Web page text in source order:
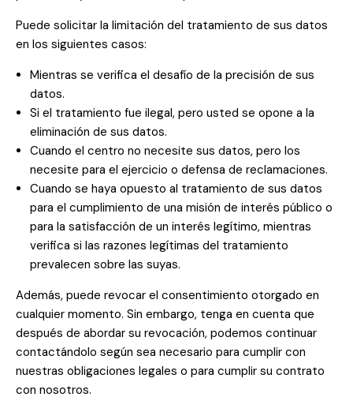
Puede solicitar la limitación del tratamiento de sus datos
en los siguientes casos:
Mientras se verifica el desafío de la precisión de sus
datos.
Si el tratamiento fue ilegal, pero usted se opone a la
eliminación de sus datos.
Cuando el centro no necesite sus datos, pero los
necesite para el ejercicio o defensa de reclamaciones.
Cuando se haya opuesto al tratamiento de sus datos
para el cumplimiento de una misión de interés público o
para la satisfacción de un interés legítimo, mientras
verifica si las razones legítimas del tratamiento
prevalecen sobre las suyas.
Además, puede revocar el consentimiento otorgado en
cualquier momento. Sin embargo, tenga en cuenta que
después de abordar su revocación, podemos continuar
contactándolo según sea necesario para cumplir con
nuestras obligaciones legales o para cumplir su contrato
con nosotros.